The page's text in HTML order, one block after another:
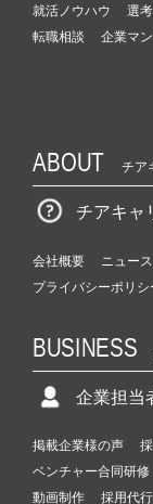
就活ノウハウ 選
転職相談
企業マ
ABOUT チア
チアキャ
会社概要 ニュー
プライバシーポリシ
BUSINESS
企業担当
掲載企業様の声
ベンチャー合同研修
動画制作
採用代行